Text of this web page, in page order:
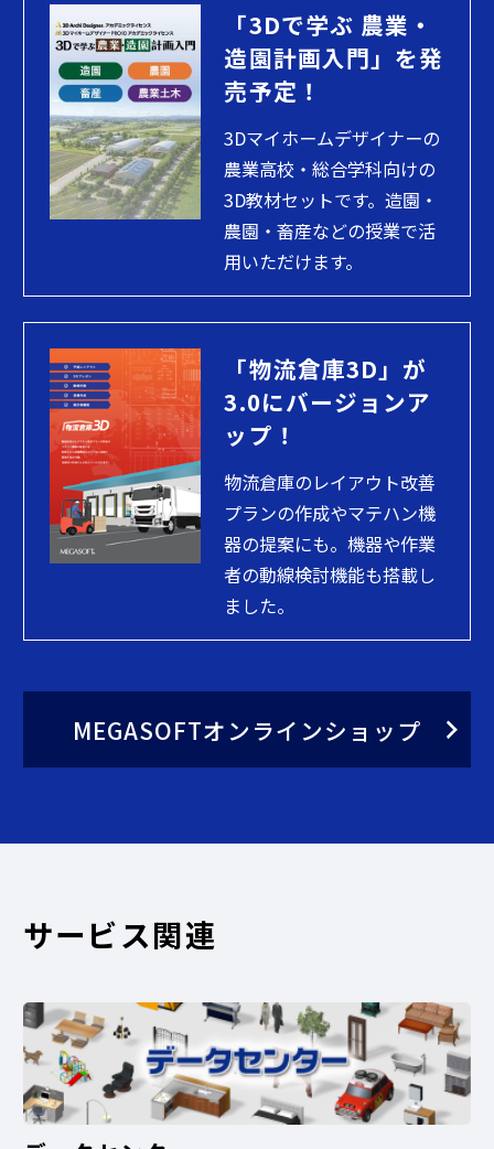
「3Dで学ぶ 農業・
造園計画入門」を発
売予定！
3Dマイホームデザイナーの
農業高校・総合学科向けの
3D教材セットです。造園・
農園・畜産などの授業で活
用いただけます。
「物流倉庫3D」が
3.0にバージョンア
ップ！
物流倉庫のレイアウト改善
プランの作成やマテハン機
器の提案にも。機器や作業
者の動線検討機能も搭載し
ました。
MEGASOFTオンラインショップ
サービス関連